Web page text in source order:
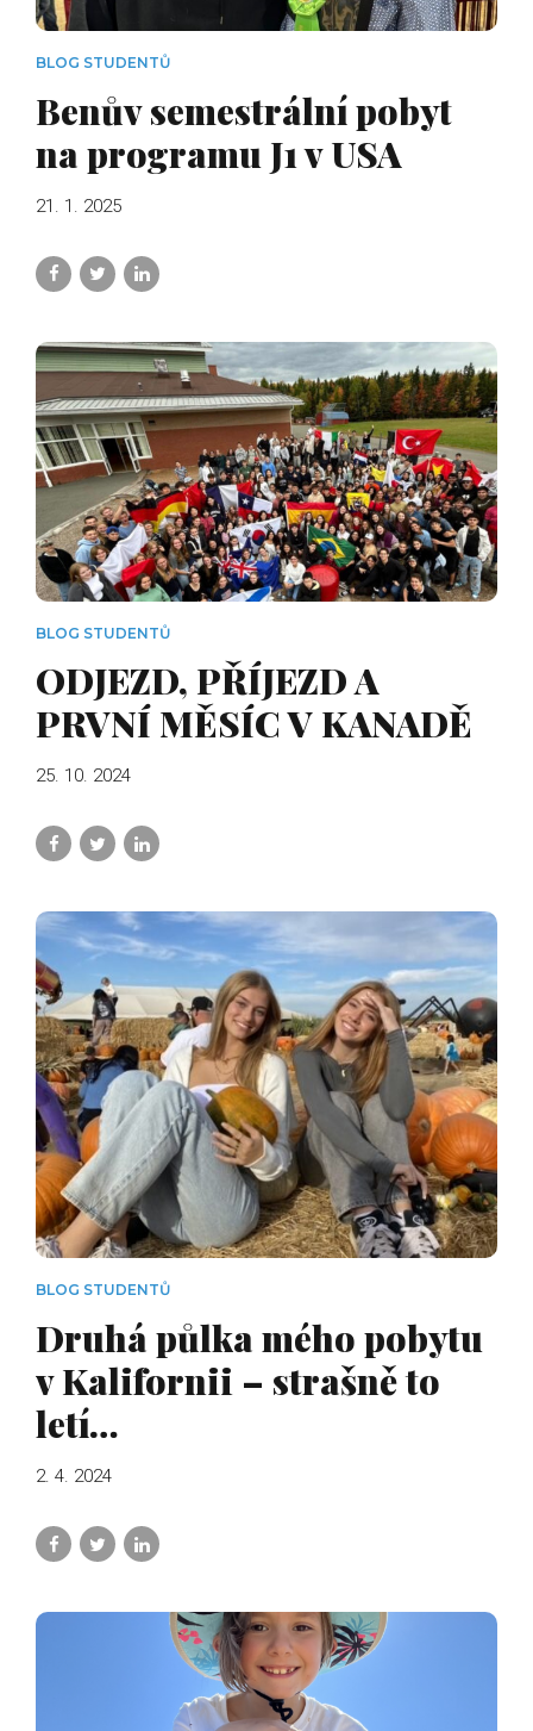
BLOG STUDENTŮ
Benův semestrální pobyt
na programu J1 v USA
21. 1. 2025
BLOG STUDENTŮ
ODJEZD, PŘÍJEZD A
PRVNÍ MĚSÍC V KANADĚ
25. 10. 2024
BLOG STUDENTŮ
Druhá půlka mého pobytu
v Kalifornii – strašně to
letí…
2. 4. 2024